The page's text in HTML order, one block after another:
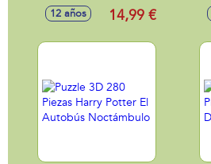
12 años 14,99 €